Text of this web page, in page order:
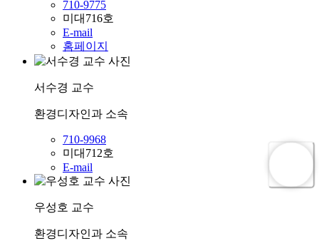
710-9775
미대716호
E-mail
홈페이지
서수경 교수
환경디자인과 소속
710-9968
미대712호
E-mail
우성호 교수
환경디자인과 소속